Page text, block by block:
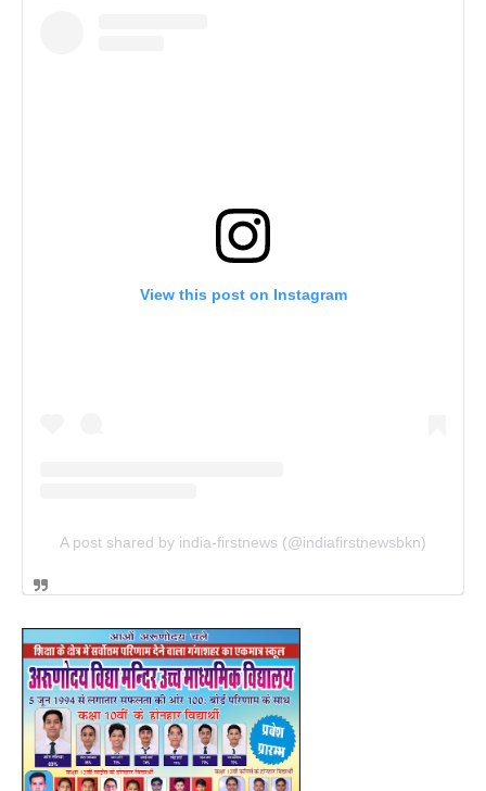
View this post on Instagram
A post shared by india-firstnews (@indiafirstnewsbkn)